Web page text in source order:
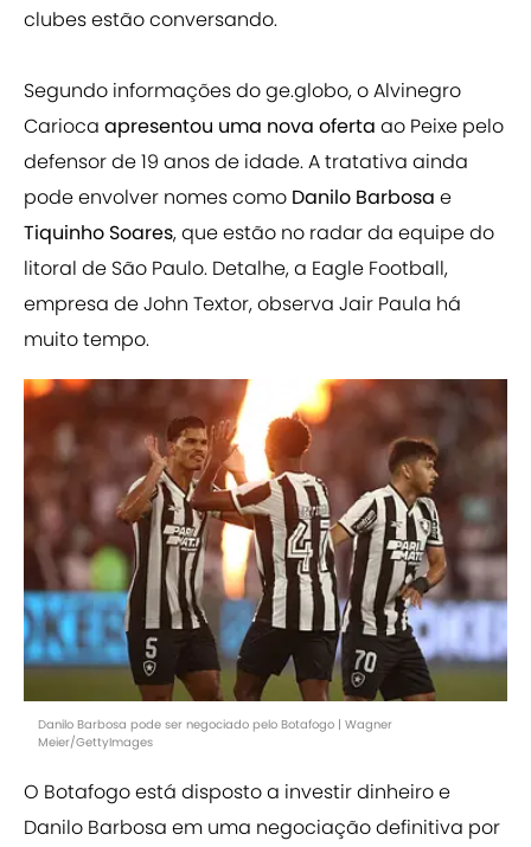
clubes estão conversando.
Segundo informações do ge.globo, o Alvinegro
Carioca apresentou uma nova oferta ao Peixe pelo
defensor de 19 anos de idade. A tratativa ainda
pode envolver nomes como Danilo Barbosa e
Tiquinho Soares, que estão no radar da equipe do
litoral de São Paulo. Detalhe, a Eagle Football,
empresa de John Textor, observa Jair Paula há
muito tempo.
Danilo Barbosa pode ser negociado pelo Botafogo | Wagner
Meier/GettyImages
O Botafogo está disposto a investir dinheiro e
Danilo Barbosa em uma negociação definitiva por